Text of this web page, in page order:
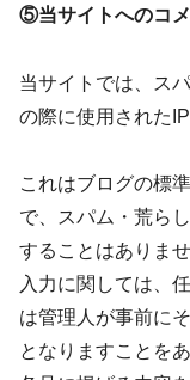
⑤当サイトへのコ
当サイトでは、ス
の際に使用された
これはブログの標
で、スパム・荒ら
することはありま
入力に関しては、
は管理人が事前に
となりますことを